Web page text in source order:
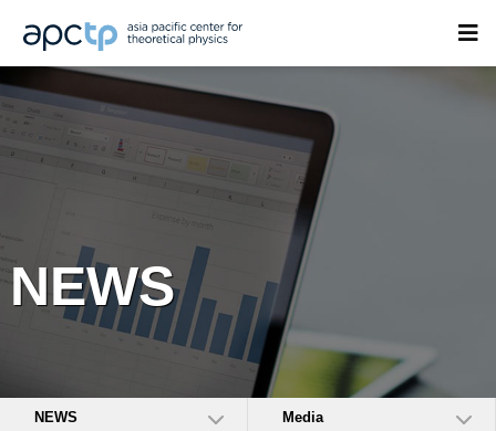
NEWS
NEWS Media